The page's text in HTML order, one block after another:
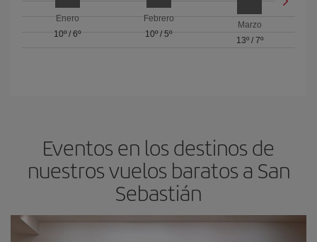
Enero
10º/6º
Febrero
10º/ 5º
Marzo
13º/ 7º
Eventos en los destinos de
nuestros vuelos baratos a San
Sebastián